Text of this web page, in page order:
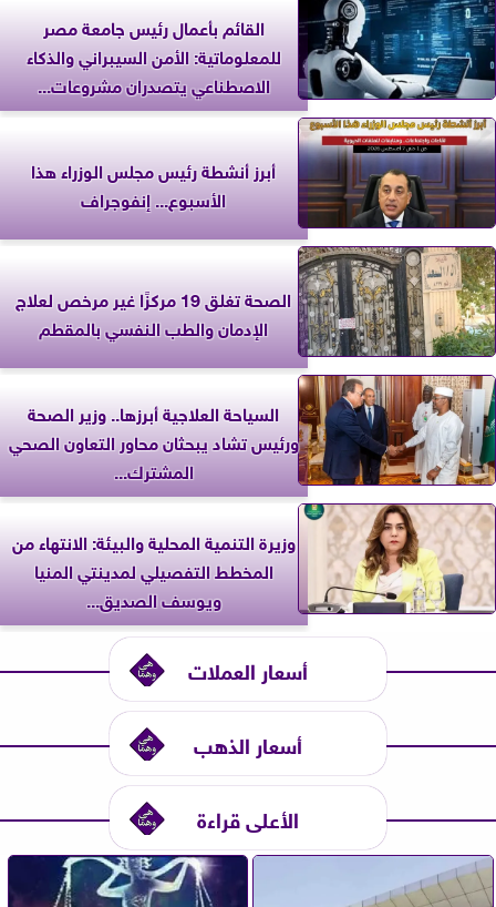
القائم بأعمال رئيس جامعة مصر
للمعلوماتية: الأمن السيبراني والذكاء
الاصطناعي يتصدران مشروعات...
أبرز أنشطة رئيس مجلس الوزراء هذا
الأسبوع... إنفوجراف
الصحة تغلق 19 مركزًا غير مرخص لعلاج
الإدمان والطب النفسي بالمقطم
السياحة العلاجية أبرزها.. وزير الصحة
ورئيس تشاد يبحثان محاور التعاون الصحي
المشترك...
وزيرة التنمية المحلية والبيئة: الانتهاء من
المخطط التفصيلي لمدينتي المنيا
ويوسف الصديق...
أسعار العملات
أسعار الذهب
الأعلى قراءة